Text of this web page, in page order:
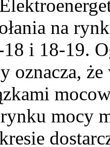
na
i 18-19.
oznacza,
mocy